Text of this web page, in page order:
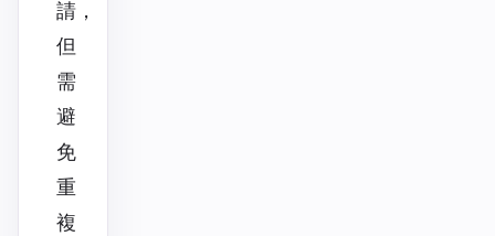
請，
但
需
避
免
重
複